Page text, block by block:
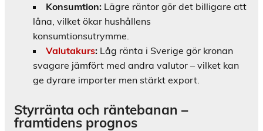
Konsumtion: Lägre räntor gör det billigare att
låna, vilket ökar hushållens
konsumtionsutrymme.
Valutakurs: Låg ränta i Sverige gör kronan
svagare jämfört med andra valutor – vilket kan
ge dyrare importer men stärkt export.
Styrränta och räntebanan –
framtidens prognos